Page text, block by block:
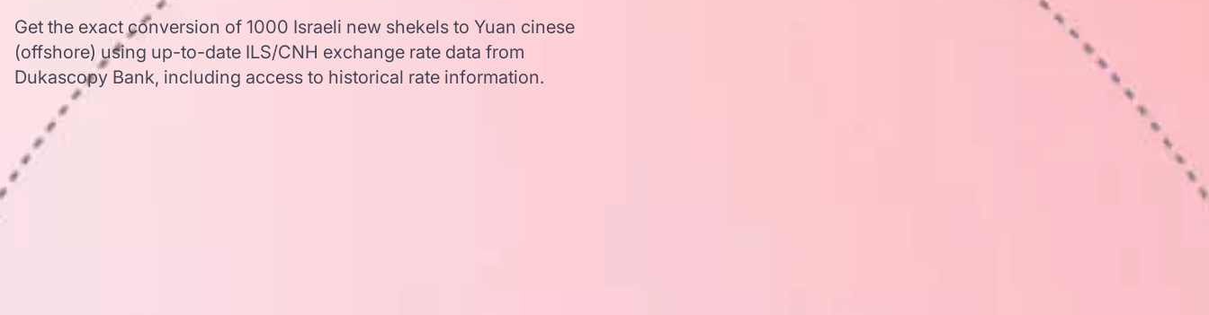
Get the exact conversion of 1000 Israeli new shekels to Yuan cinese
(offshore) using up-to-date ILS/CNH exchange rate data from
Dukascopy Bank, including access to historical rate information.